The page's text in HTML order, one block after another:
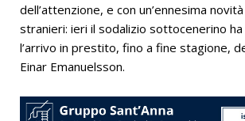
dell’attenzione, e con un’ennesima
stranieri: ieri il sodalizio sottocenerino ha
l’arrivo in prestito, fino a fine stagione,
Einar Emanuelsson.